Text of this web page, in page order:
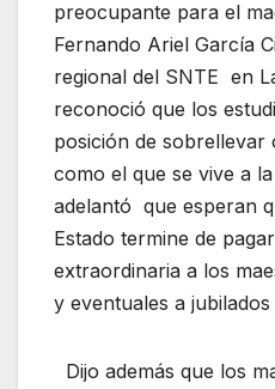
preocupante para el
Fernando Ariel García
regional del SNTE en
reconoció que los
posición de
como el que se vive a
adelantó que esperan
Estado termine de
extraordinaria a los
y eventuales a
Dijo además que los